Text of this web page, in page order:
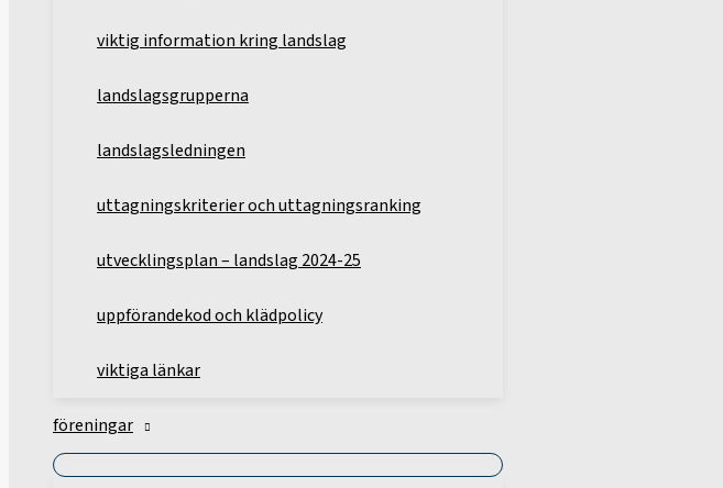
viktig information kring landslag
landslagsgrupperna
landslagsledningen
uttagningskriterier och uttagningsranking
utvecklingsplan – landslag 2024-25
uppförandekod och klädpolicy
viktiga länkar
föreningar